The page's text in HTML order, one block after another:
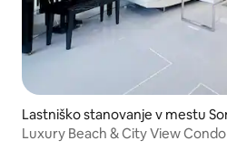
Lastniško stanovanje v mestu
Luxury Beach & City View